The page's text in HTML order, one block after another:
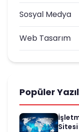
Sosyal Medya
Web Tasarım
Popüler